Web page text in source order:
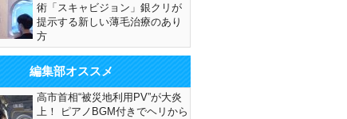
術「スキャビジョン」銀クリが
提示する新しい薄毛治療のあり
方
編集部オススメ
高市首相“被災地利用PV”が大炎
上！ ピアノBGM付きでヘリから